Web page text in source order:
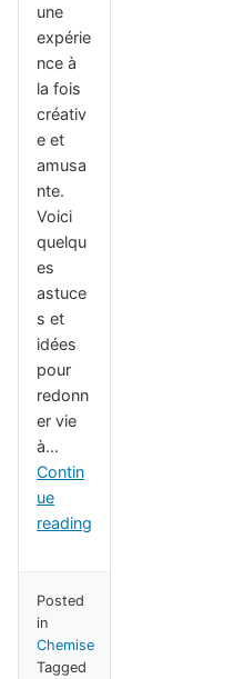
une
expérie
nce à
la fois
créativ
e et
amusa
nte.
Voici
quelqu
es
astuce
s et
idées
pour
redonn
er vie
à…
Contin
ue
reading
Posted
in
Chemise
Tagged